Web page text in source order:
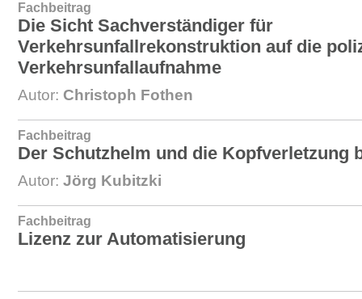
Fachbeitrag
Die Sicht Sachverständiger für
Verkehrsunfallrekonstruktion auf die
Verkehrsunfallaufnahme
Autor: Christoph Fothen
Fachbeitrag
Der Schutzhelm und die Kopfverletzung
Autor: Jörg Kubitzki
Fachbeitrag
Lizenz zur Automatisierung